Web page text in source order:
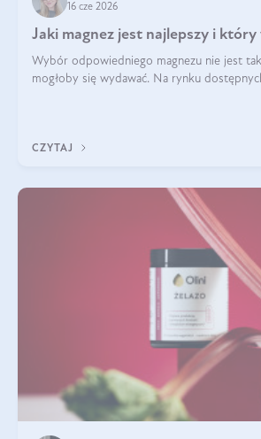
16 cze 2026
Jaki magnez jest najlepszy i który
Wybór odpowiedniego magnezu nie jest
mogłoby się wydawać. Na rynku
CZYTAJ